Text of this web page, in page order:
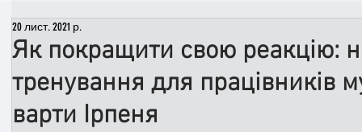
День народження
Спільні заходи Надзвичайні заходи
Як покращити свою реакцію:
тренування для працівників
варти Ірпеня
20 лист. 2021 р.